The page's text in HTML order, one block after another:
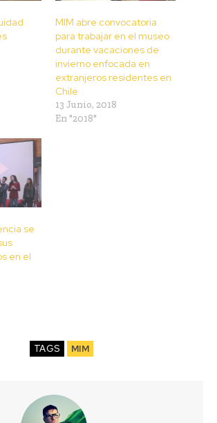
MIM abre convocatoria
para trabajar en el museo
durante vacaciones de
invierno enfocada en
extranjeros residentes en
Chile
13 Junio, 2018
En "2018"
se
en el
TAGS MIM